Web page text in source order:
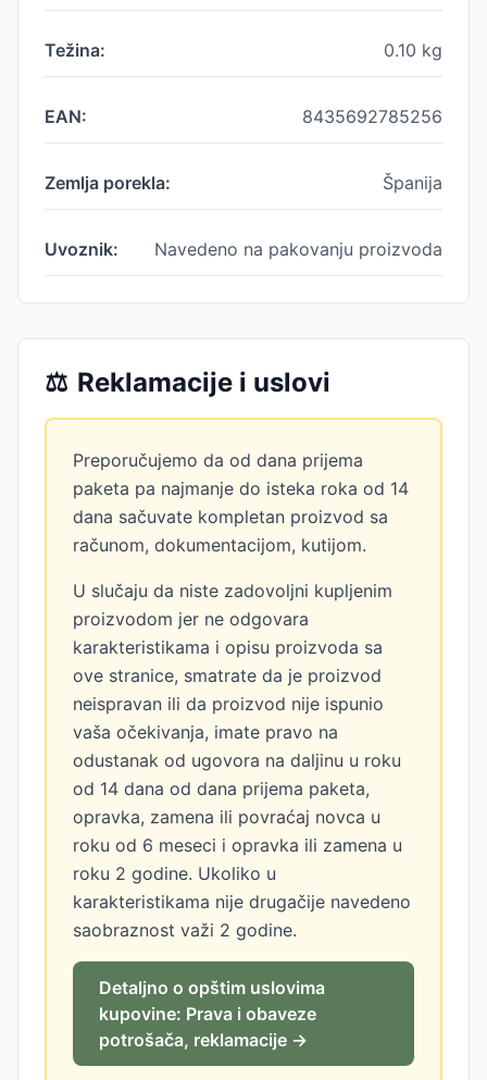
Težina: 0.10 kg
EAN: 8435692785256
Zemlja porekla: Španija
Uvoznik: Navedeno na pakovanju proizvoda
⚖️ Reklamacije i uslovi
Preporučujemo da od dana prijema
paketa pa najmanje do isteka roka od 14
dana sačuvate kompletan proizvod sa
računom, dokumentacijom, kutijom.
U slučaju da niste zadovoljni kupljenim
proizvodom jer ne odgovara
karakteristikama i opisu proizvoda sa
ove stranice, smatrate da je proizvod
neispravan ili da proizvod nije ispunio
vaša očekivanja, imate pravo na
odustanak od ugovora na daljinu u roku
od 14 dana od dana prijema paketa,
opravka, zamena ili povraćaj novca u
roku od 6 meseci i opravka ili zamena u
roku 2 godine. Ukoliko u
karakteristikama nije drugačije navedeno
saobraznost važi 2 godine.
Detaljno o opštim uslovima
kupovine: Prava i obaveze
potrošača, reklamacije →